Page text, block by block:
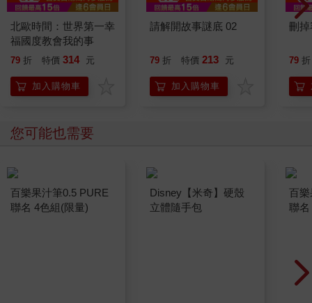
北歐時間：世界第一幸
福國度教會我的事
79 折 特價 314 元
加入購物車
請解開故事謎底 02
79 折 特價 213 元
加入購物車
刪
79 折
您可能也需要